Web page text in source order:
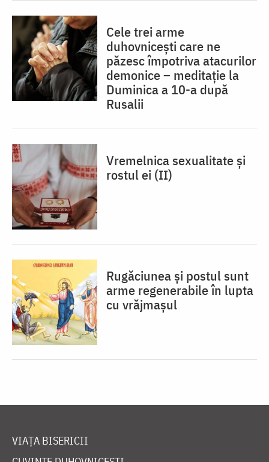
Cele trei arme
duhovnicești care ne
păzesc împotriva atacurilor
demonice – meditație la
Duminica a 10-a după
Rusalii
Vremelnica sexualitate și
rostul ei (II)
Rugăciunea și postul sunt
arme regenerabile în lupta
cu vrăjmașul
VIAȚA BISERICII